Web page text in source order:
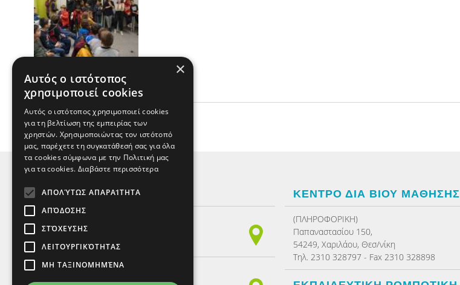
ΕΠΙΣΤΡΟΦΗ
ΚΕΝΤΡΑ ΞΕΝΩΝ ΓΛΩΣΣΩΝ
54249, Χαριλάου, Θεσ/νίκη
Τηλ. 2310 328797 - Fax 2310 328898
ΚΕΝΤΡΟ ΔΙΑ ΒΙΟΥ ΜΑΘΗΣΗΣ
(ΠΛΗΡΟΦΟΡΙΚΗ)
Παπαναστασίου 150,
54249, Χαριλάου, Θεσ/νίκη
Τηλ. 2310 328797 - Fax 2310 328898
×
Αυτός ο ιστότοπος
χρησιμοποιεί cookies
Αυτός ο ιστότοπος χρησιμοποιεί cookies
για τη βελτίωση της εμπειρίας των
χρηστών. Χρησιμοποιώντας τον ιστότοπό
μας, παρέχετε τη συγκατάθεσή σας για όλα
τα cookies σύμφωνα με την Πολιτική μας
για τα cookies. Διαβάστε περισσότερα
ΑΠΟΛΎΤΩΣ ΑΠΑΡΑΊΤΗΤΑ
ΑΠΌΔΟΣΗΣ
ΣΤΌΧΕΥΣΗΣ
ΛΕΙΤΟΥΡΓΙΚΌΤΗΤΑΣ
ΜΗ ΤΑΞΙΝΟΜΗΜΈΝΑ